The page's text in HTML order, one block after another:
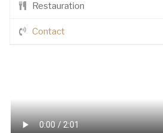
Restauration
Contact